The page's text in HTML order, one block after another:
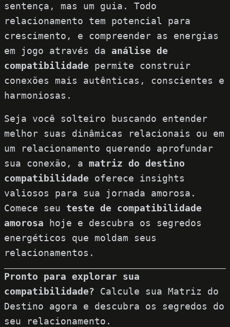
sentença, mas um guia. Todo
relacionamento tem potencial para
crescimento, e compreender as energias
em jogo através da análise de
compatibilidade permite construir
conexões mais autênticas, conscientes e
harmoniosas.
Seja você solteiro buscando entender
melhor suas dinâmicas relacionais ou em
um relacionamento querendo aprofundar
sua conexão, a matriz do destino
compatibilidade oferece insights
valiosos para sua jornada amorosa.
Comece seu teste de compatibilidade
amorosa hoje e descubra os segredos
energéticos que moldam seus
relacionamentos.
Pronto para explorar sua
compatibilidade?
Calcule sua Matriz do
Destino agora e descubra os segredos do
seu relacionamento.